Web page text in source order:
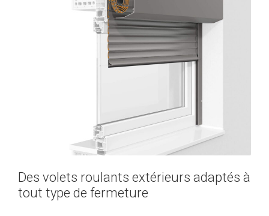
Des volets roulants extérieurs adaptés à
tout type de fermeture